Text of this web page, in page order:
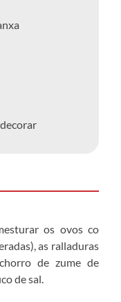
os ovos co
as ralladuras
de zume de
de sal.